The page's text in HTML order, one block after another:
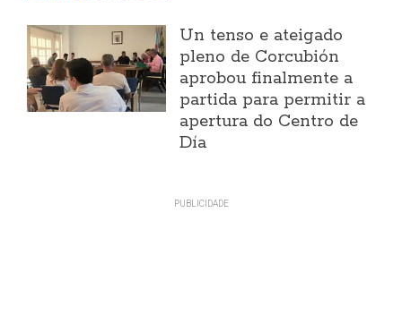
Un tenso e ateigado
pleno de Corcubión
aprobou finalmente a
partida para permitir a
apertura do Centro de
Día